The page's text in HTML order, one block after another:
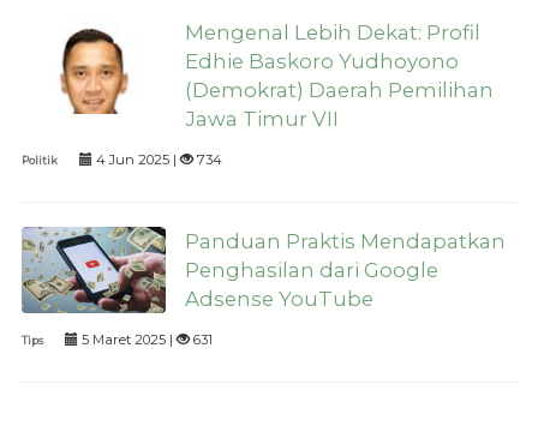
Mengenal Lebih Dekat: Profil
Edhie Baskoro Yudhoyono
(Demokrat) Daerah Pemilihan
Jawa Timur VII
Politik 4 Jun 2025 | 734
Panduan Praktis Mendapatkan
Penghasilan dari Google
Adsense YouTube
Tips 5 Maret 2025 | 631